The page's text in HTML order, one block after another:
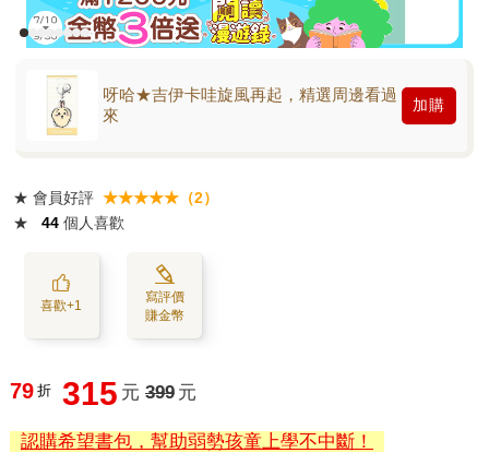
呀哈★吉伊卡哇旋風再起，精選周邊看過
來
加購
★ 會員好評 ★★★★★（2）
★
44 個人喜歡
喜歡+1
寫評價
賺金幣
79 折 315 元 399 元
認購希望書包，幫助弱勢孩童上學不中斷！